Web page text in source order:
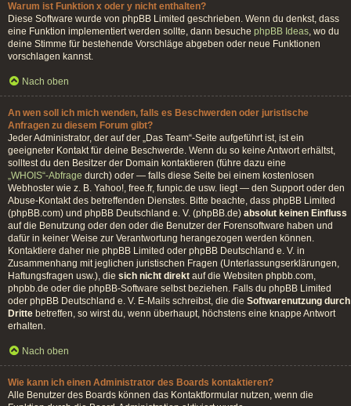
Warum ist Funktion x oder y nicht enthalten?
Diese Software wurde von phpBB Limited geschrieben. Wenn du denkst, dass
eine Funktion implementiert werden sollte, dann besuche phpBB Ideas, wo du
deine Stimme für bestehende Vorschläge abgeben oder neue Funktionen
vorschlagen kannst.
Nach oben
An wen soll ich mich wenden, falls es Beschwerden oder juristische
Anfragen zu diesem Forum gibt?
Jeder Administrator, der auf der „Das Team“-Seite aufgeführt ist, ist ein
geeigneter Kontakt für deine Beschwerde. Wenn du so keine Antwort erhältst,
solltest du den Besitzer der Domain kontaktieren (führe dazu eine
„WHOIS“-Abfrage durch) oder — falls diese Seite bei einem kostenlosen
Webhoster wie z. B. Yahoo!, free.fr, funpic.de usw. liegt — den Support oder den
Abuse-Kontakt des betreffenden Dienstes. Bitte beachte, dass phpBB Limited
(phpBB.com) und phpBB Deutschland e. V. (phpBB.de) absolut keinen Einfluss
auf die Benutzung oder den oder die Benutzer der Forensoftware haben und
dafür in keiner Weise zur Verantwortung herangezogen werden können.
Kontaktiere daher nie phpBB Limited oder phpBB Deutschland e. V. in
Zusammenhang mit jeglichen juristischen Fragen (Unterlassungserklärungen,
Haftungsfragen usw.), die sich nicht direkt auf die Websiten phpbb.com,
phpbb.de oder die phpBB-Software selbst beziehen. Falls du phpBB Limited
oder phpBB Deutschland e. V. E-Mails schreibst, die die Softwarenutzung durch
Dritte betreffen, so wirst du, wenn überhaupt, höchstens eine knappe Antwort
erhalten.
Nach oben
Wie kann ich einen Administrator des Boards kontaktieren?
Alle Benutzer des Boards können das Kontaktformular nutzen, wenn die